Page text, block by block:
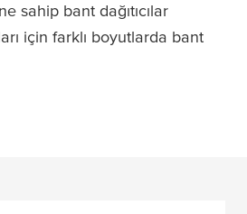
sahip bant dağıtıcılar
için farklı boyutlarda bant